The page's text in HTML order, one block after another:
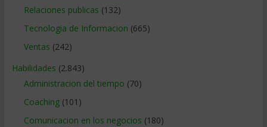
Relaciones publicas (132)
Tecnologia de Informacion (665)
Ventas (242)
Habilidades (2.843)
Administracion del tiempo (70)
Coaching(101)
Comunicacion en los negocios (180)